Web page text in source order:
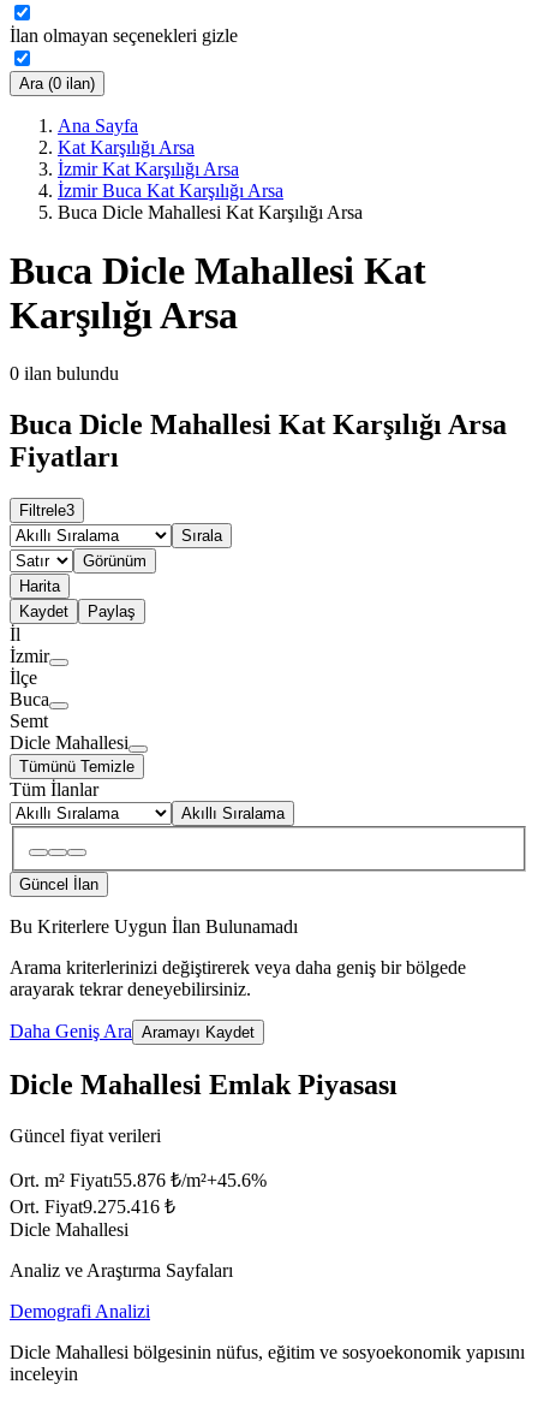
İlan olmayan seçenekleri gizle
Ara (0 ilan)
Ana Sayfa
Kat Karşılığı Arsa
İzmir Kat Karşılığı Arsa
İzmir Buca Kat Karşılığı Arsa
Buca Dicle Mahallesi Kat Karşılığı Arsa
Buca Dicle Mahallesi Kat
Karşılığı Arsa
0 ilan bulundu
Buca Dicle Mahallesi Kat Karşılığı Arsa
Fiyatları
Filtrele3
Sırala
Görünüm
Harita
Kaydet
Paylaş
İl
İzmir
İlçe
Buca
Semt
Dicle Mahallesi
Tümünü Temizle
Tüm İlanlar
Akıllı Sıralama
Güncel İlan
Bu Kriterlere Uygun İlan Bulunamadı
Arama kriterlerinizi değiştirerek veya daha geniş bir bölgede
arayarak tekrar deneyebilirsiniz.
Daha Geniş Ara Aramayı Kaydet
Dicle Mahallesi Emlak Piyasası
Güncel fiyat verileri
Ort. m² Fiyatı55.876 ₺/m²+45.6%
Ort. Fiyat9.275.416 ₺
Dicle Mahallesi
Analiz ve Araştırma Sayfaları
Demografi Analizi
Dicle Mahallesi bölgesinin nüfus, eğitim ve sosyoekonomik yapısını
inceleyin